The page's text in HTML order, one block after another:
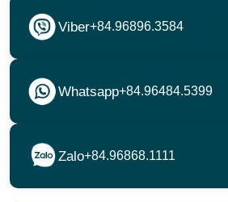
Viber+84.96896.3584
Whatsapp+84.96484.5399
Zalo+84.96868.1111